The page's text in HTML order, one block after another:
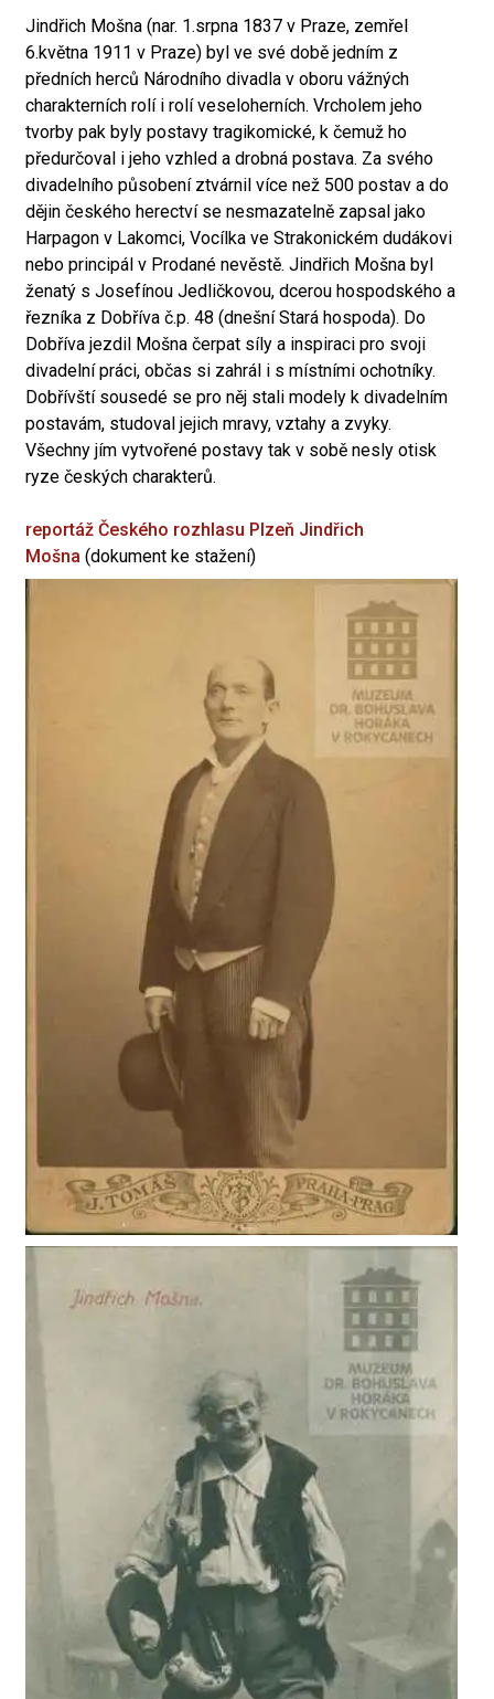
Jindřich Mošna (nar. 1.srpna 1837 v Praze, zemřel
6.května 1911 v Praze) byl ve své době jedním z
předních herců Národního divadla v oboru vážných
charakterních rolí i rolí veseloherních. Vrcholem jeho
tvorby pak byly postavy tragikomické, k čemuž ho
předurčoval i jeho vzhled a drobná postava. Za svého
divadelního působení ztvárnil více než 500 postav a do
dějin českého herectví se nesmazatelně zapsal jako
Harpagon v Lakomci, Vocílka ve Strakonickém dudákovi
nebo principál v Prodané nevěstě. Jindřich Mošna byl
ženatý s Josefínou Jedličkovou, dcerou hospodského a
řezníka z Dobříva č.p. 48 (dnešní Stará hospoda). Do
Dobříva jezdil Mošna čerpat síly a inspiraci pro svoji
divadelní práci, občas si zahrál i s místními ochotníky.
Dobřívští sousedé se pro něj stali modely k divadelním
postavám, studoval jejich mravy, vztahy a zvyky.
Všechny jím vytvořené postavy tak v sobě nesly otisk
ryze českých charakterů.
reportáž Českého rozhlasu Plzeň Jindřich
Mošna (dokument ke stažení)